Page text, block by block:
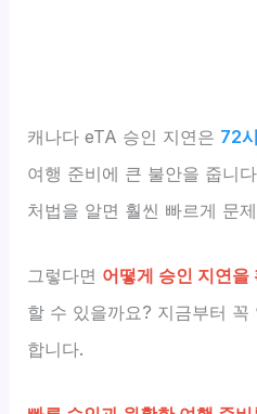
캐나다 eTA 승인 지연은 72
여행 준비에 큰 불안을 줍니
처법을 알면 훨씬 빠르게 문
그렇다면 어떻게 승인 지연을
할 수 있을까요? 지금부터
합니다.